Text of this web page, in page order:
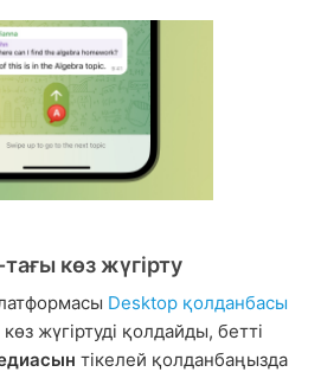
көз жүгірту
Desktop қолданбасы
жүгіртуді қолдайды, бетті
тікелей қолданбаңызда